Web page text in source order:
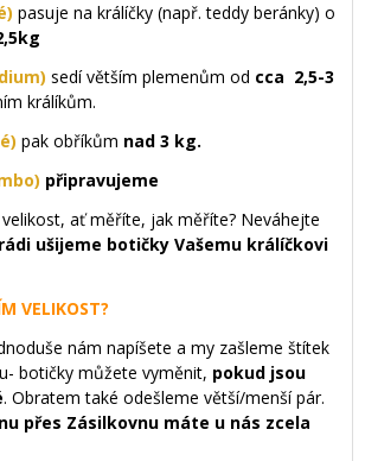
pasuje na králíčky (např. teddy beránky) o
sedí větším plemenům od cca 2,5-3
králíkům.
pak obříkům nad 3 kg.
připravujeme
ať měříte, jak měříte? Neváhejte
rádi ušijeme botičky Vašemu králíčkovi
VELIKOST?
nám napíšete a my zašleme štítek
botičky můžete vyměnit, pokud jsou
. Obratem také odešleme větší/menší pár.
přes Zásilkovnu máte u nás zcela